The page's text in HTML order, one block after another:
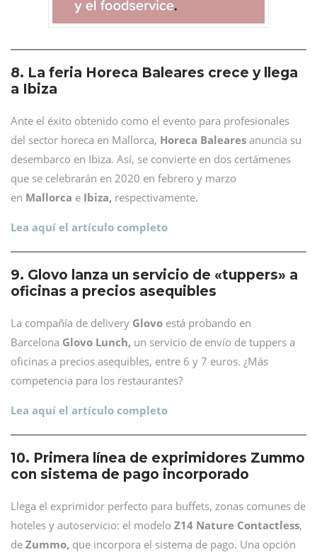
8. La feria Horeca Baleares crece y llega
a Ibiza
Ante el éxito obtenido como el evento para profesionales
del sector horeca en Mallorca, Horeca Baleares anuncia su
desembarco en Ibiza. Así, se convierte en dos certámenes
que se celebrarán en 2020 en febrero y marzo
en Mallorca e Ibiza, respectivamente.
Lea aquí el artículo completo
9. Glovo lanza un servicio de «tuppers» a
oficinas a precios asequibles
La compañía de delivery Glovo está probando en
Barcelona Glovo Lunch, un servicio de envío de tuppers a
oficinas a precios asequibles, entre 6 y 7 euros. ¿Más
competencia para los restaurantes?
Lea aquí el artículo completo
10. Primera línea de exprimidores Zummo
con sistema de pago incorporado
Llega el exprimidor perfecto para buffets, zonas comunes de
hoteles y autoservicio: el modelo Z14 Nature Contactless,
de Zummo, que incorpora el sistema de pago. Una opción